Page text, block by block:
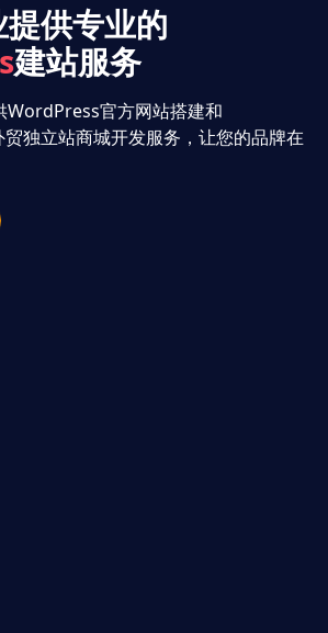
供专业的
建站服务
WordPress官方网站搭建和
独立站商城开发服务，让您的品牌在